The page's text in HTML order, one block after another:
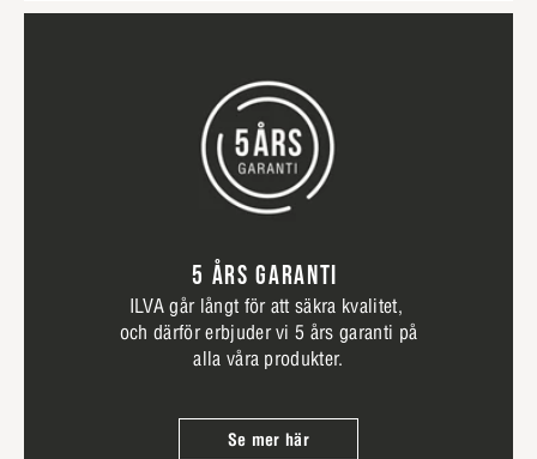
5 ÅRS GARANTI
ILVA går långt för att säkra kvalitet,
och därför erbjuder vi 5 års garanti på
alla våra produkter.
Se mer här